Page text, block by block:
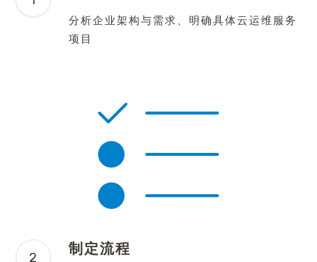
分析企业架构与需求、明确具体云运维服务
项目
制定流程